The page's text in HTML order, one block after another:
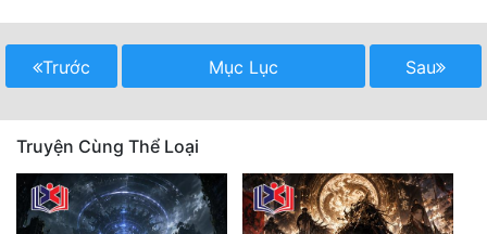
Phương Tây
Phản Phái
Quan Trường
Quân Sự
Sảng Văn
Trước Mục Lục Sau
Truyện Cùng Thể Loại